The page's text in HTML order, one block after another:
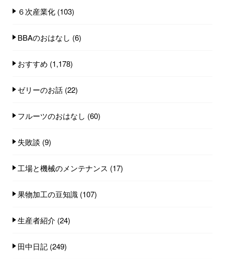
６次産業化 (103)
BBAのおはなし (6)
おすすめ (1,178)
ゼリーのお話 (22)
フルーツのおはなし (60)
失敗談 (9)
工場と機械のメンテナンス (17)
果物加工の豆知識 (107)
生産者紹介 (24)
田中日記 (249)